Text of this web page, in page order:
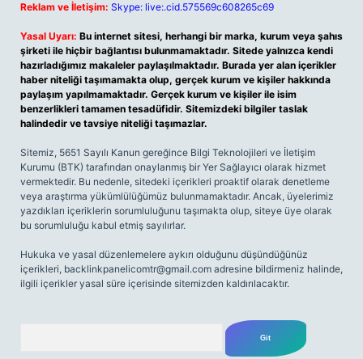
Reklam ve İletişim: Skype: live:.cid.575569c608265c69
Yasal Uyarı: Bu internet sitesi, herhangi bir marka, kurum veya şahıs
şirketi ile hiçbir bağlantısı bulunmamaktadır. Sitede yalnızca kendi
hazırladığımız makaleler paylaşılmaktadır. Burada yer alan içerikler
haber niteliği taşımamakta olup, gerçek kurum ve kişiler hakkında
paylaşım yapılmamaktadır. Gerçek kurum ve kişiler ile isim
benzerlikleri tamamen tesadüfidir. Sitemizdeki bilgiler taslak
halindedir ve tavsiye niteliği taşımazlar.
Sitemiz, 5651 Sayılı Kanun gereğince Bilgi Teknolojileri ve İletişim
Kurumu (BTK) tarafından onaylanmış bir Yer Sağlayıcı olarak hizmet
vermektedir. Bu nedenle, sitedeki içerikleri proaktif olarak denetleme
veya araştırma yükümlülüğümüz bulunmamaktadır. Ancak, üyelerimiz
yazdıkları içeriklerin sorumluluğunu taşımakta olup, siteye üye olarak
bu sorumluluğu kabul etmiş sayılırlar.
Hukuka ve yasal düzenlemelere aykırı olduğunu düşündüğünüz
içerikleri, backlinkpanelicomtr@gmail.com adresine bildirmeniz halinde,
ilgili içerikler yasal süre içerisinde sitemizden kaldırılacaktır.